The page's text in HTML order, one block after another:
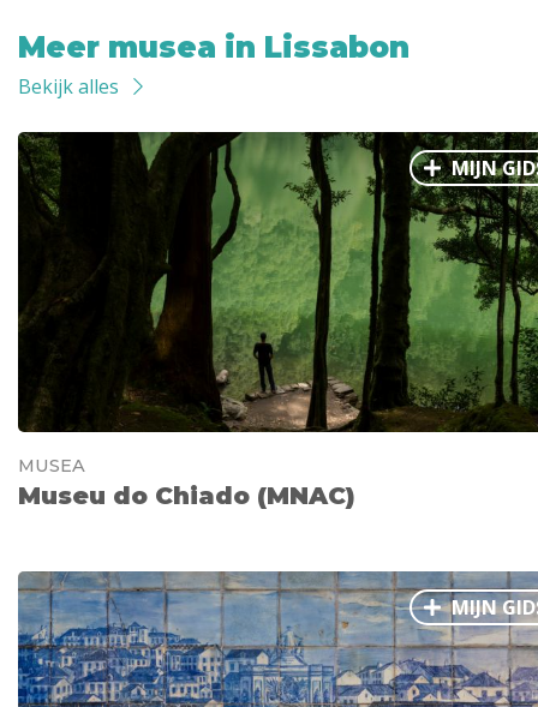
Meer musea in Lissabon
Bekijk alles
MIJN
MUSEA
Museu do Chiado (MNAC)
MIJN